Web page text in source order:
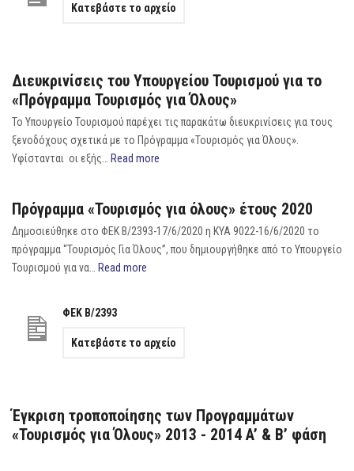
Κατεβάστε το αρχείο
Διευκρινίσεις του Υπουργείου Τουρισμού για το
«Πρόγραμμα Τουρισμός για Όλους»
Το Υπουργείο Τουρισμού παρέχει τις παρακάτω διευκρινίσεις για τους
ξενοδόχους σχετικά με το Πρόγραμμα «Τουρισμός για Όλους».
Υφίστανται οι εξής… Read more
Πρόγραμμα «Τουρισμός για όλους» έτους 2020
Δημοσιεύθηκε στο ΦΕΚ Β/2393-17/6/2020 η ΚΥΑ 9022-16/6/2020 το
πρόγραμμα “Τουρισμός Για Όλους”, που δημιουργήθηκε από το Υπουργείο
Τουρισμού για να… Read more
ΦΕΚ Β/2393
Κατεβάστε το αρχείο
Έγκριση τροποποίησης των Προγραμμάτων
«Τουρισμός για Όλους» 2013 - 2014 A’ & B’ φάση